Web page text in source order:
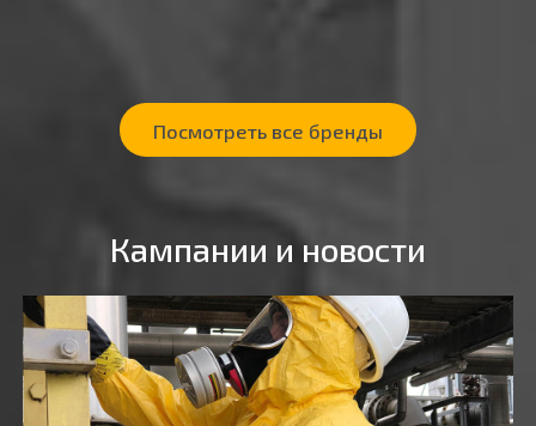
Посмотреть все бренды
Кампании и новости